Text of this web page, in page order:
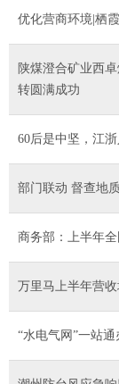
优化营商环境|栖
陕煤澄合矿业西
转圆满成功
60后是中坚，江
部门联动 督查地
商务部：上半年
万里马上半年营
“水电气网”一站